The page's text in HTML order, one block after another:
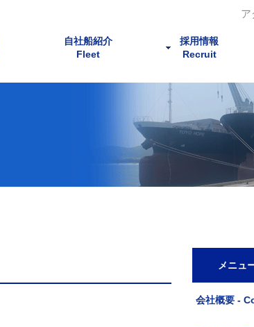
ア
採用情報
Recruit
募集事項
社員インタビュー
サークル活動
自社船紹介
Fleet
メニ
会社概要 -